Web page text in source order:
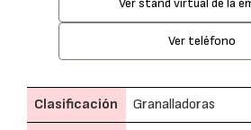
Ver stand virtual de la
Ver teléfono
Clasificación Granalladoras